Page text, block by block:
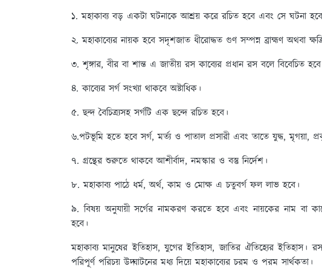
১. মহাকাব্য বড় একটা ঘটনাকে আশ্রয় করে রচিত হবে এবং সে ঘটনা
২. মহাকাব্যের নায়ক হবে সদৃশজাত ধীরোদ্ধত গুণ সম্পন্ন ব্রাহ্মণ অথবা
৩.শৃঙ্গার, বীর বা শান্ত এ জাতীয় রস কাব্যের প্রধান রস বলে বিবেচিত
৪. কাব্যের সর্গ সংখ্যা থাকবে অষ্টাধিক।
৫.ছন্দ বৈচিত্র্যসহ সর্গটি এক ছন্দে রচিত হবে।
৬.পটভূমি হতে হবে সর্গ, মর্ত্য ও পাতাল প্রসারী এবং তাতে যুদ্ধ, মৃগয়া,
৭. গ্রন্থের শুরুতে থাকবে আশীর্বাদ, নমস্কার ও বস্তু নির্দেশ।
৮.মহাকাব্য পাঠে ধর্ম, অর্থ, কাম ও মোক্ষ এ চতুবর্গ ফল লাভ হবে।
৯.বিষয় অনুযায়ী সর্গের নামকরণ করতে হবে এবং নায়কের নাম বা
হবে।
মহাকাব্য মানুষের ইতিহাস, যুগের ইতিহাস, জাতির ঐতিহ্যের ইতিহাস।
পরিপূর্ণ পরিচয় উদ্ঘাটনের মধ্য দিয়ে মহাকাব্যের চরম ও পরম সার্থকতা।